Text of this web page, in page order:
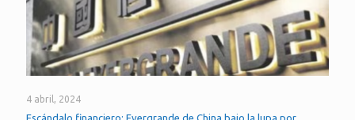
4 abril, 2024
Escándalo financiero: Evergrande de China bajo la lupa por